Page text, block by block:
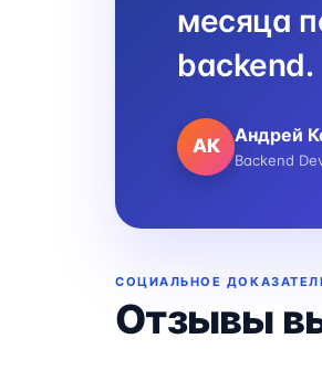
месяца
backend.
АК Андрей
Backend
СОЦИАЛЬНОЕ
Отзывы